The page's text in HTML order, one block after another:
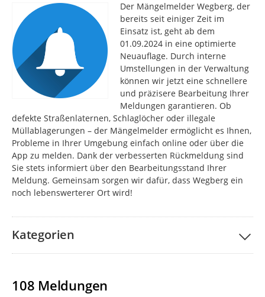
Der Mängelmelder Wegberg, der
bereits seit einiger Zeit im
Einsatz ist, geht ab dem
01.09.2024 in eine optimierte
Neuauflage. Durch interne
Umstellungen in der Verwaltung
können wir jetzt eine schnellere
und präzisere Bearbeitung Ihrer
Meldungen garantieren. Ob
defekte Straßenlaternen, Schlaglöcher oder illegale
Müllablagerungen – der Mängelmelder ermöglicht es Ihnen,
Probleme in Ihrer Umgebung einfach online oder über die
App zu melden. Dank der verbesserten Rückmeldung sind
Sie stets informiert über den Bearbeitungsstand Ihrer
Meldung. Gemeinsam sorgen wir dafür, dass Wegberg ein
noch lebenswerterer Ort wird!
Kategorien
108 Meldungen